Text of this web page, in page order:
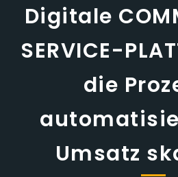
Digitale
SERVICE-
die
Umsatz